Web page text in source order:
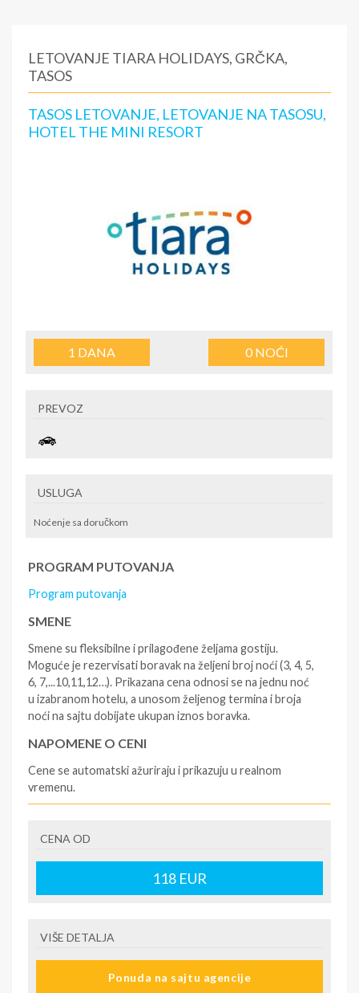
LETOVANJE TIARA HOLIDAYS, GRČKA,
TASOS
TASOS LETOVANJE, LETOVANJE NA TASOSU,
HOTEL THE MINI RESORT
1 DANA 0NOĆI
PREVOZ
USLUGA
Noćenje sa doručkom
PROGRAM PUTOVANJA
Program putovanja
SMENE
Smene su fleksibilne i prilagođene željama gostiju.
Moguće je rezervisati boravak na željeni broj noći (3, 4, 5,
6, 7,...10,11,12…). Prikazana cena odnosi se na jednu noć
u izabranom hotelu, a unosom željenog termina i broja
noći na sajtu dobijate ukupan iznos boravka.
NAPOMENE O CENI
Cene se automatski ažuriraju i prikazuju u realnom
vremenu.
- rezervisane i potvrđene usluge u izabranoj smeštajnoj
jedinici prema opisu - korišćenje hotelskih sadržaja
prema opisu - uslugu rezervacije - organizaciju
putovanja
krizu) na destinaciji, plaćaju se na recepciji
hotela/apartmana za hotele sa 1* i 2* i nekategorisane
CENA OD
118 EUR
VIŠE DETALJA
Ponuda na sajtu agencije